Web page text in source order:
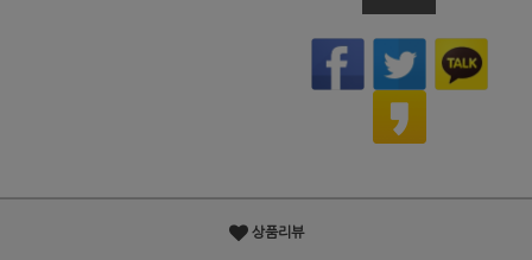
상품리뷰